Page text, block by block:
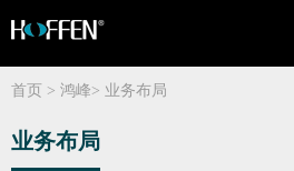
首页 > 鸿峰> 业务布局
业务布局